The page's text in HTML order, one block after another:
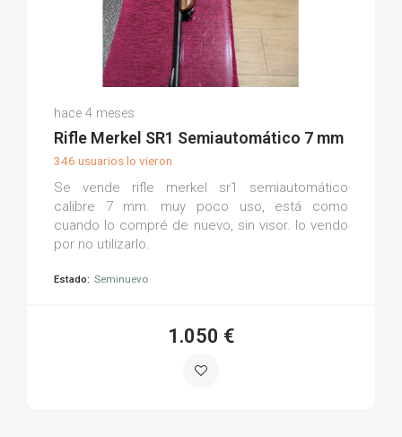
(0)
hace 4 meses
Rifle Merkel SR1 Semiautomático 7 mm
346 usuarios lo vieron
Se vende rifle merkel sr1 semiautomático
calibre 7 mm. muy poco uso, está como
cuando lo compré de nuevo, sin visor. lo vendo
por no utilizarlo.
Estado: Seminuevo
1.050 €